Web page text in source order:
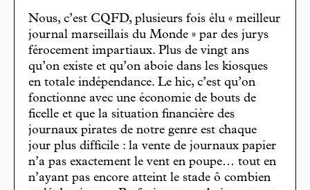
Nous, c’est CQFD, plusieurs fois élu « meilleur
journal marseillais du Monde » par des jurys
férocement impartiaux. Plus de vingt ans
qu’on existe et qu’on aboie dans les kiosques
en totale indépendance. Le hic, c’est qu’on
fonctionne avec une économie de bouts de
ficelle et que la situation financière des
journaux pirates de notre genre est chaque
jour plus difficile : la vente de journaux papier
n’a pas exactement le vent en poupe… tout en
n’ayant pas encore atteint le stade ô combien